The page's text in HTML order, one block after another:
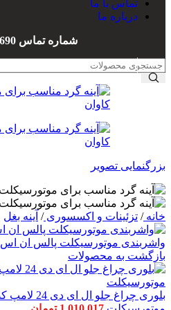
تریل
تریل
تریل
زیپ
استار
تریل
روان
تریل
فلات
گلد
تریل
تی وی اس
دلتا CRT
سایر
موتورها
سه چرخ
باری
باکس
رینگ
اسپرت
محصولات
دیگر
تماس با ما
درباره ما
شماره تماس 09397296690
بزرگنمایی تصویر
خانه/ تزئینات و اکسسوری/ آینه بغل
واشربندی موتورسیکلت پالس ان اس 200 گومنت
بازگشت به محصولات